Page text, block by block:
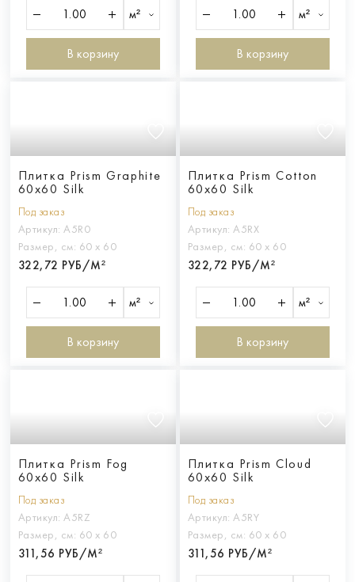
м²
В корзину
м²
В корзину
Плитка Prism Graphite
60x60 Silk
Под заказ
Артикул: A5R0
Размер, см: 60 х 60
322,72 РУБ/М²
м²
В корзину
Плитка Prism Cotton
60x60 Silk
Под заказ
Артикул: A5RX
Размер, см: 60 х 60
322,72 РУБ/М²
м²
В корзину
Плитка Prism Fog
60x60 Silk
Под заказ
Артикул: A5RZ
Размер, см: 60 х 60
311,56 РУБ/М²
Плитка Prism Cloud
60x60 Silk
Под заказ
Артикул: A5RY
Размер, см: 60 х 60
311,56 РУБ/М²